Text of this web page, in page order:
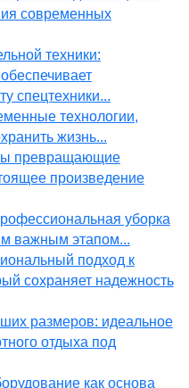
современных
техники:
спецтехники...
технологии,
жизнь...
превращающие
произведение
уборка
важным этапом...
подход к
сохраняет надежность
размеров: идеальное
отдыха под
как основа